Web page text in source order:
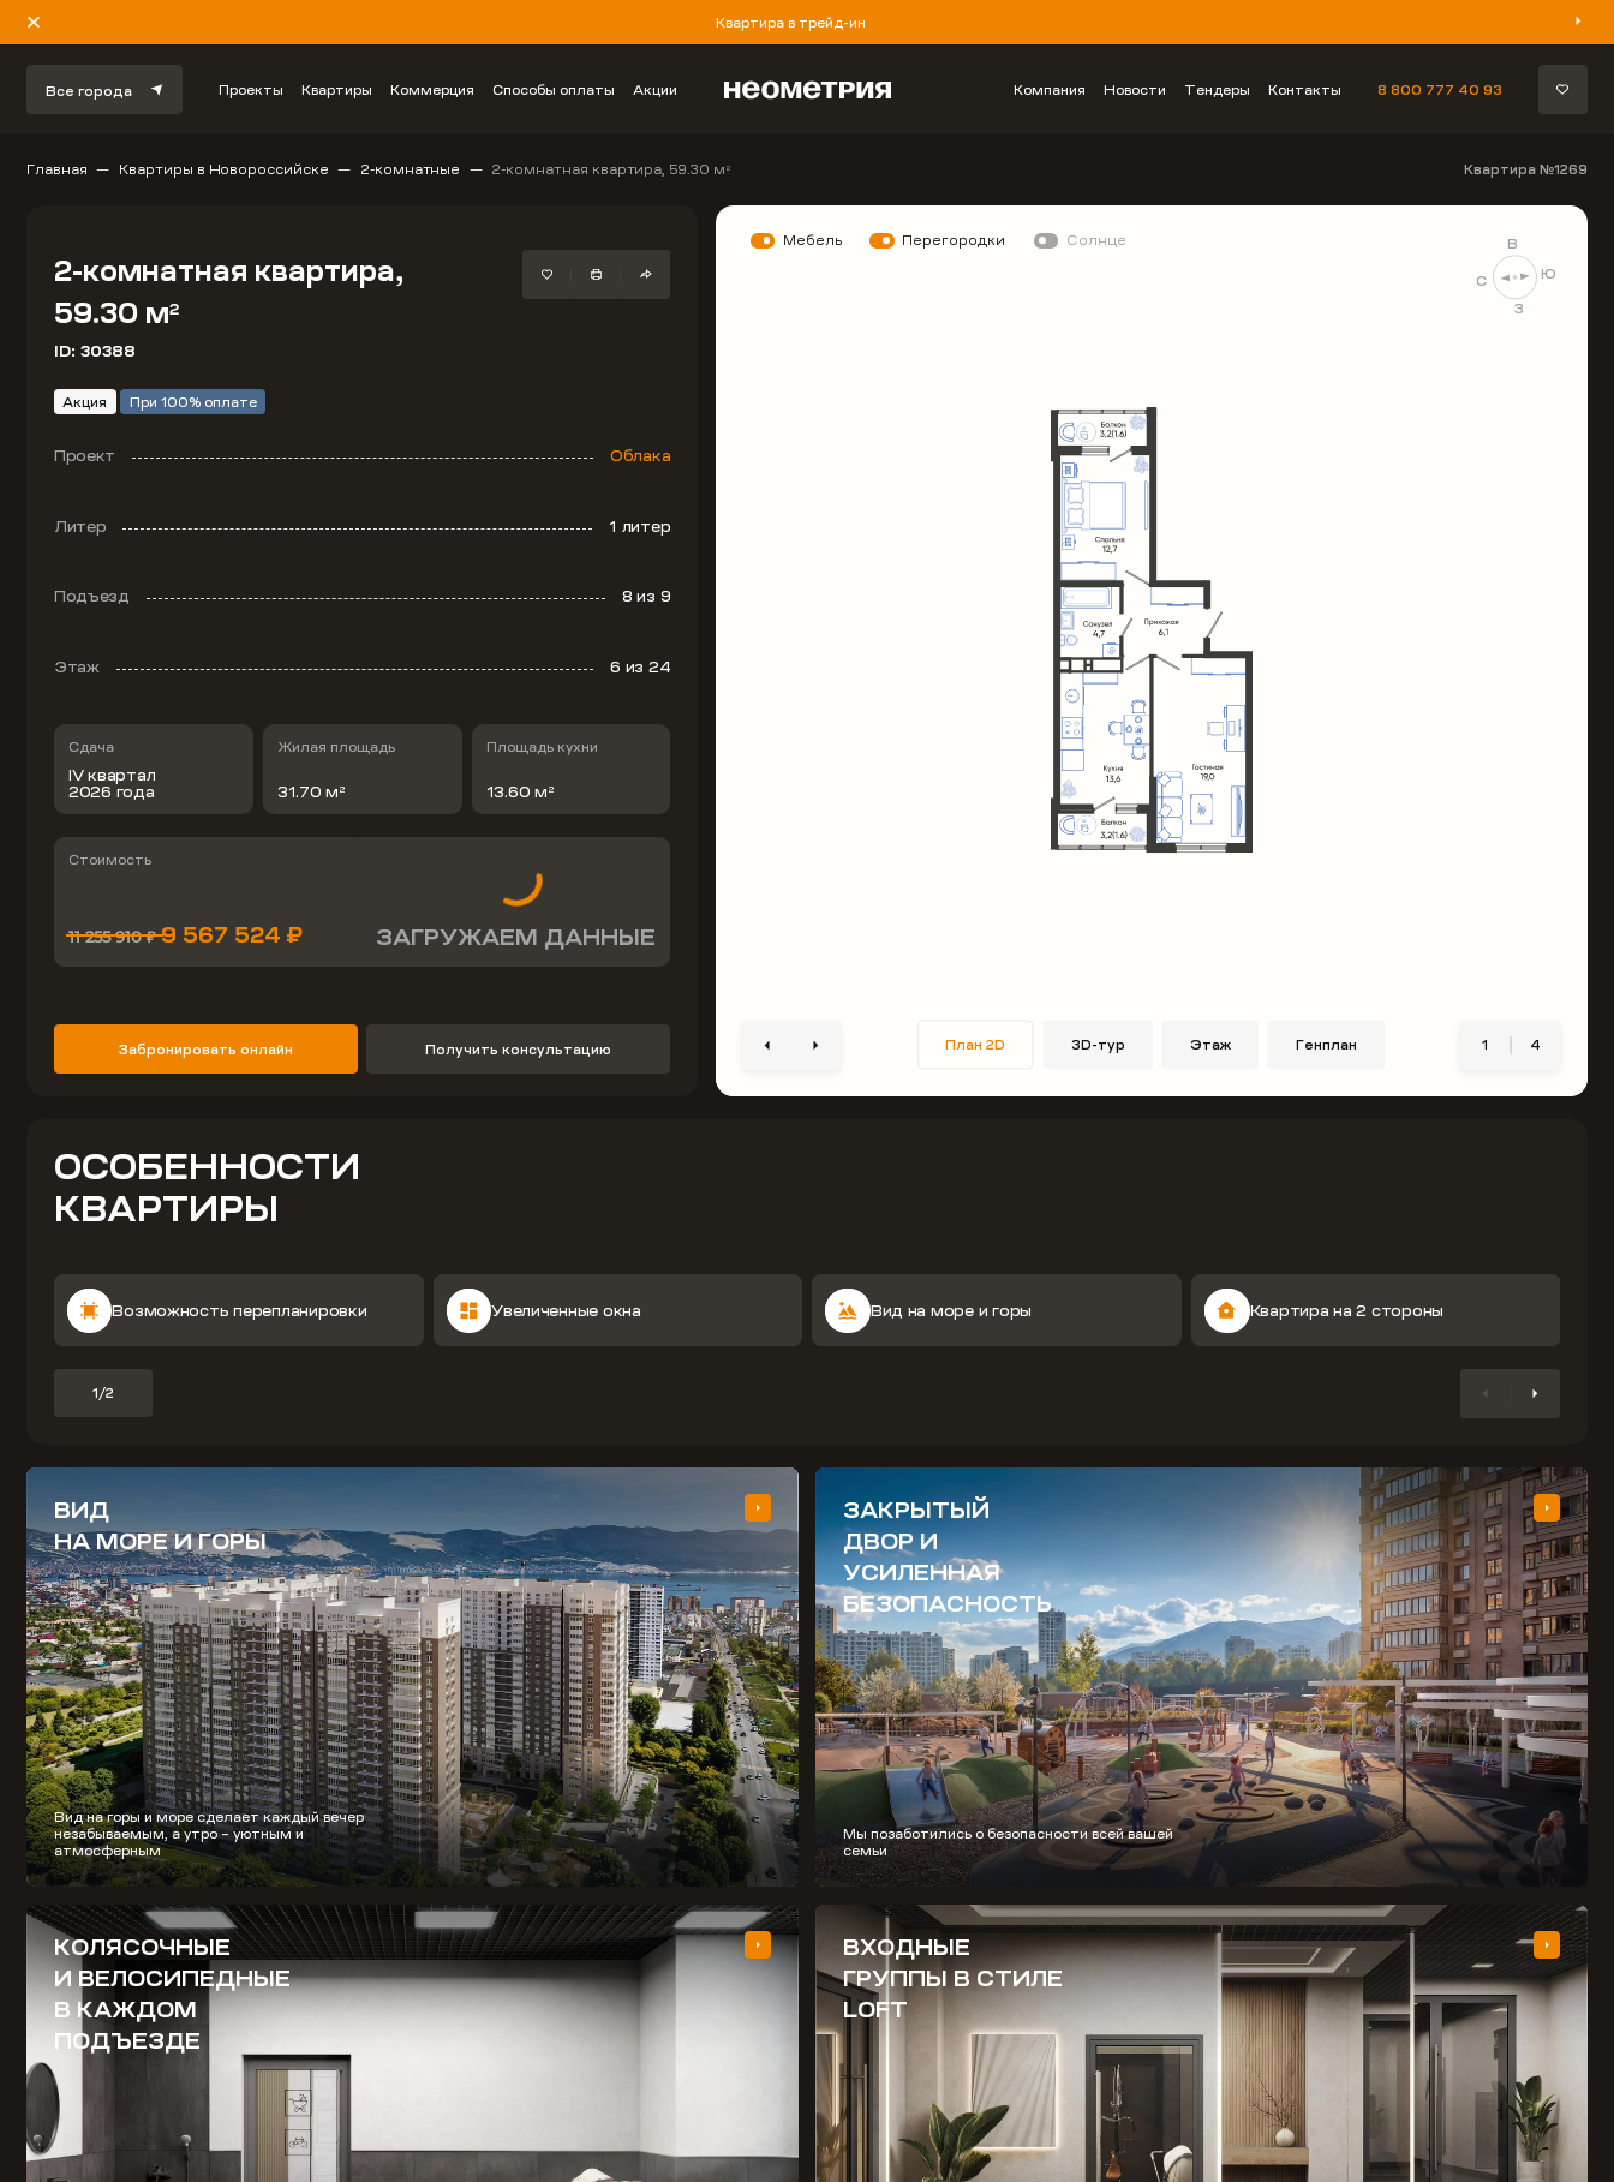
Квартира в трейд-ин
Все города Проекты Квартиры Коммерция Способы оплаты Акции Компания Новости Тендеры Контакты 8 800 777 40 93
Главная Квартиры в Новороссийске 2-комнатные 2-комнатная квартира, 59.30 м 2 Квартира №1269
2-комнатная квартира,
59.30 м2
ID: 30388
Акция При 100% оплате
Проект Облака
Литер 1 литер
Подъезд 8из 9
Этаж 6 из 24
Сдача
IV квартал
2026 года
Жилая площадь
31.70 м 2
Площадь кухни
13.60 м 2
Стоимость
11 255 910 ₽9 567 524 ₽ ЗАГРУЖАЕМ ДАННЫЕ
Забронировать онлайн Получить консультацию
С
В
Ю
З
Мебель Перегородки Солнце
План 2D 3D-тур Этаж Генплан 1 4
ОСОБЕННОСТИ
КВАРТИРЫ
Возможность перепланировки Увеличенные окна Вид на море и горы Квартира на 2 стороны
1/2
ВИД
НА МОРЕ И ГОРЫ
Вид на горы и море сделает каждый вечер
незабываемым, а утро – уютным и
атмосферным
ЗАКРЫТЫЙ
ДВОР И
УСИЛЕННАЯ
БЕЗОПАСНОСТЬ
Мы позаботились о безопасности всей вашей
семьи
КОЛЯСОЧНЫЕ
И ВЕЛОСИПЕДНЫЕ
В КАЖДОМ
ПОДЪЕЗДЕ
ВХОДНЫЕ
ГРУППЫ В СТИЛЕ
LOFT